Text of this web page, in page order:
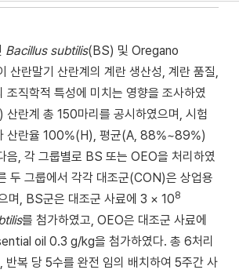
Bacillus subtilis(BS) 및 Oregano
란말기 산란계의 계란 생산성, 계란 품질,
조직학적 특성에 미치는 영향을 조사하였
란계 총 150마리를 공시하였으며, 시험
산란율 100%(H), 평균(A, 88%~89%)
음, 각 그룹별로 BS 또는 OEO을 처리하였
두 그룹에서 각각 대조군(CON)은 상업용
며, BS군은 대조군 사료에 3 × 108
를 첨가하였고, OEO은 대조군 사료에
oil 0.3 g/kg을 첨가하였다. 총 6처리
반복 당 5수를 완전 임의 배치하여 5주간 사